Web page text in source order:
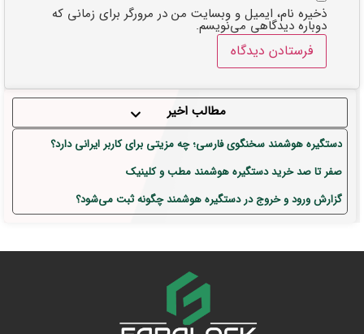
ذخیره نام، ایمیل و وبسایت من در مرورگر برای زمانی که
دوباره دیدگاهی می‌نویسم.
مطالب اخیر
دستگیره هوشمند سخنگوی فارسی؛ چه مزیتی برای کاربر ایرانی دارد؟
صفر تا صد خرید دستگیره هوشمند مطب و کلینیک
گزارش ورود و خروج در دستگیره هوشمند چگونه ثبت می‌شود؟